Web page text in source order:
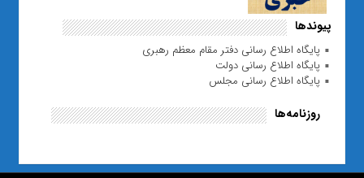
پیوندها
پایگاه اطلاع رسانی دفتر مقام معظم رهبری
پایگاه اطلاع رسانی دولت
پایگاه اطلاع رسانی مجلس
روزنامه‌ها